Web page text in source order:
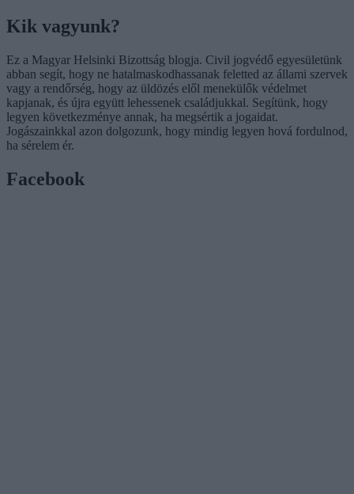
Kik vagyunk?
Ez a Magyar Helsinki Bizottság blogja. Civil jogvédő egyesületünk
abban segít, hogy ne hatalmaskodhassanak feletted az állami szervek
vagy a rendőrség, hogy az üldözés elől menekülők védelmet
kapjanak, és újra együtt lehessenek családjukkal. Segítünk, hogy
legyen következménye annak, ha megsértik a jogaidat.
Jogászainkkal azon dolgozunk, hogy mindig legyen hová fordulnod,
ha sérelem ér.
Facebook